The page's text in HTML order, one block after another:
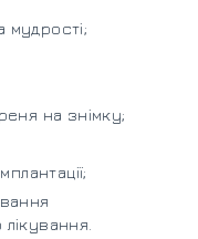
мудрості;
на знімку;